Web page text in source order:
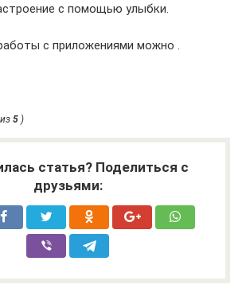
с помощью улыбки.
с приложениями можно .
из 5 )
статья? Поделиться с
друзьями: